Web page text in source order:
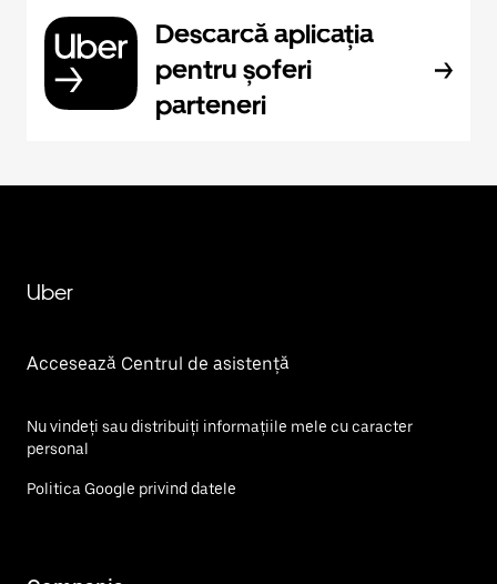
Descarcă aplicația
pentru șoferi
parteneri
Uber
Accesează Centrul de asistență
Nu vindeți sau distribuiți informațiile mele cu caracter
personal
Politica Google privind datele